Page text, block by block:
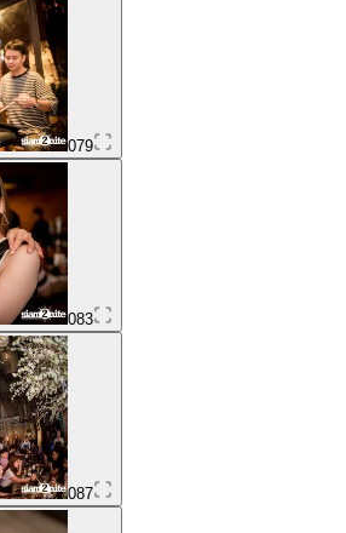
079
083
087